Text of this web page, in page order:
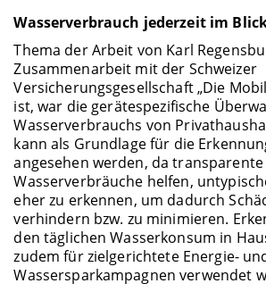
Wasserverbrauch jederzeit im
Thema der Arbeit von Karl
Zusammenarbeit mit der Schweizer
Versicherungsgesellschaft „Die
ist, war die gerätespezifische
Wasserverbrauchs von
kann als Grundlage für die
angesehen werden, da transparente
Wasserverbräuche helfen,
eher zu erkennen, um dadurch
verhindern bzw. zu minimieren.
den täglichen Wasserkonsum in
zudem für zielgerichtete Energie-
Wassersparkampagnen verwendet